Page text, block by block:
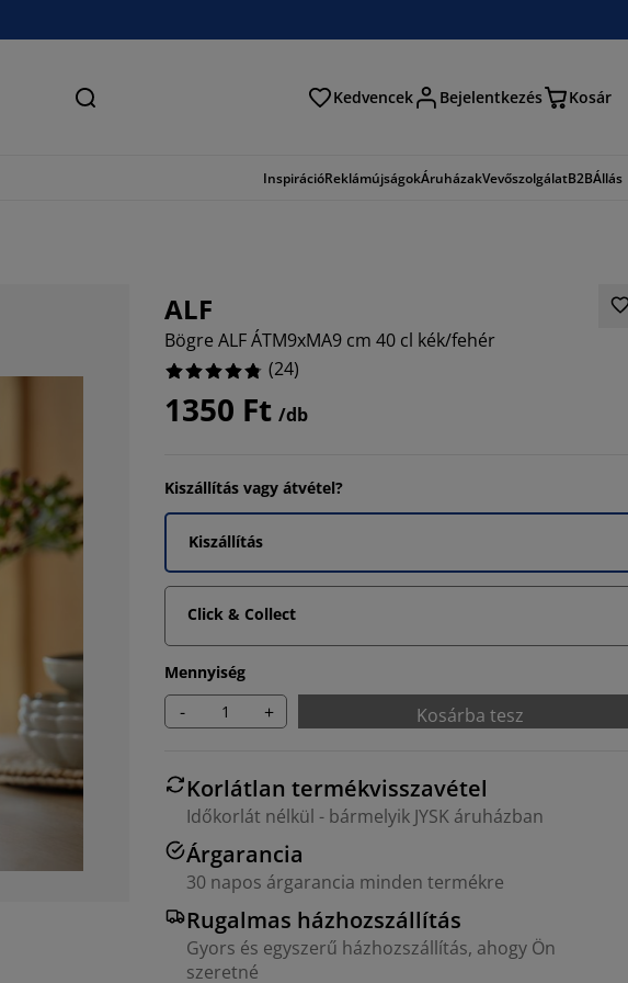
Keresés Kedvencek Bejelentkezés Kosár
InspirációReklámújságokÁruházakVevőszolgálatB2BÁllás
ALF
Bögre ALF ÁTM9xMA9 cm 40 cl kék/fehér
(24)
1350 Ft /db
Kiszállítás vagy átvétel?
Kiszállítás
Click & Collect
Mennyiség
- + Kosárba tesz
Korlátlan termékvisszavétel
Időkorlát nélkül - bármelyik JYSK áruházban
Árgarancia
30 napos árgarancia minden termékre
Rugalmas házhozszállítás
Gyors és egyszerű házhozszállítás, ahogy Ön
szeretné
4.166666666666666%
4.166666666666666%